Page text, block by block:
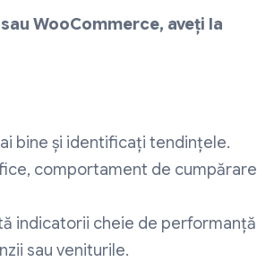
WooCommerce, aveți la
bine și identificați tendințele.
comportament de cumpărare
indicatorii cheie de performanță
sau veniturile.